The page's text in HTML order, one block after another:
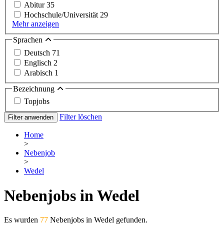
Abitur35
Hochschule/Universität 29
Mehr anzeigen
Sprachen
Deutsch 71
Englisch 2
Arabisch 1
Bezeichnung
Topjobs
Filter anwenden Filter löschen
Home
>
Nebenjob
>
Wedel
Nebenjobs in Wedel
Es wurden 77 Nebenjobs in Wedel gefunden.